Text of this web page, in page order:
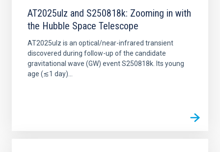
AT2025ulz and S250818k: Zooming in with
the Hubble Space Telescope
AT2025ulz is an optical/near-infrared transient
discovered during follow-up of the candidate
gravitational wave (GW) event S250818k. Its young
age (≲1 day)...